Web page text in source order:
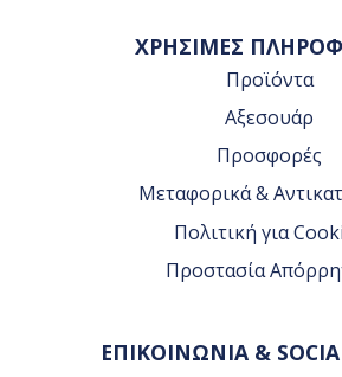
ΧΡΗΣΙΜΕΣ
Προϊόντα
Αξεσουάρ
Προσφορές
Μεταφορικά &
Πολιτική για
Προστασία
ΕΠΙΚΟΙΝΩΝΙΑ &